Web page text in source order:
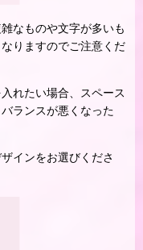
なものや文字が多いも
りますのでご注意くだ
れたい場合、スペース
ランスが悪くなった
インをお選びくださ